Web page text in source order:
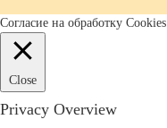
Согласие на обработку Cookies
Close
Privacy Overview